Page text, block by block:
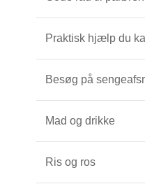
Praktisk hjælp du
Besøg på
Mad og drikke
Ris og ros